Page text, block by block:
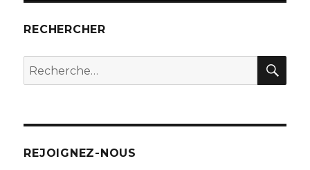
RECHERCHER
Recherche
pour
REJOIGNEZ-NOUS